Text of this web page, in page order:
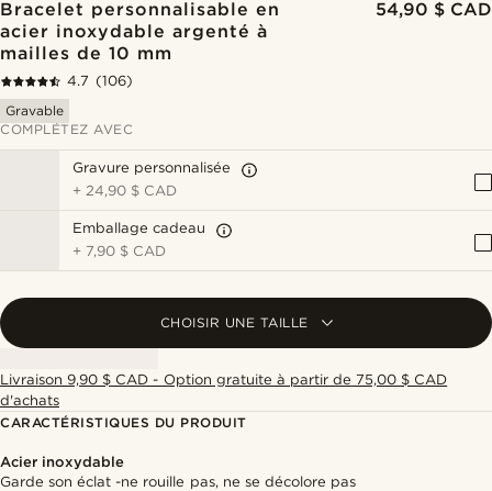
Bracelet personnalisable en
acier inoxydable argenté à
mailles de 10 mm
54,90 $ CAD
4.7 (106)
Gravable
COMPLÉTEZ AVEC
Gravure personnalisée
+24,90 $ CAD
Emballage cadeau
+ 7,90 $ CAD
CHOISIR UNE TAILLE
Livraison 9,90 $ CAD - Option gratuite à partir de 75,00 $ CAD
d'achats
CARACTÉRISTIQUES DU PRODUIT
Acier inoxydable
Garde son éclat -ne rouille pas, ne se décolore pas